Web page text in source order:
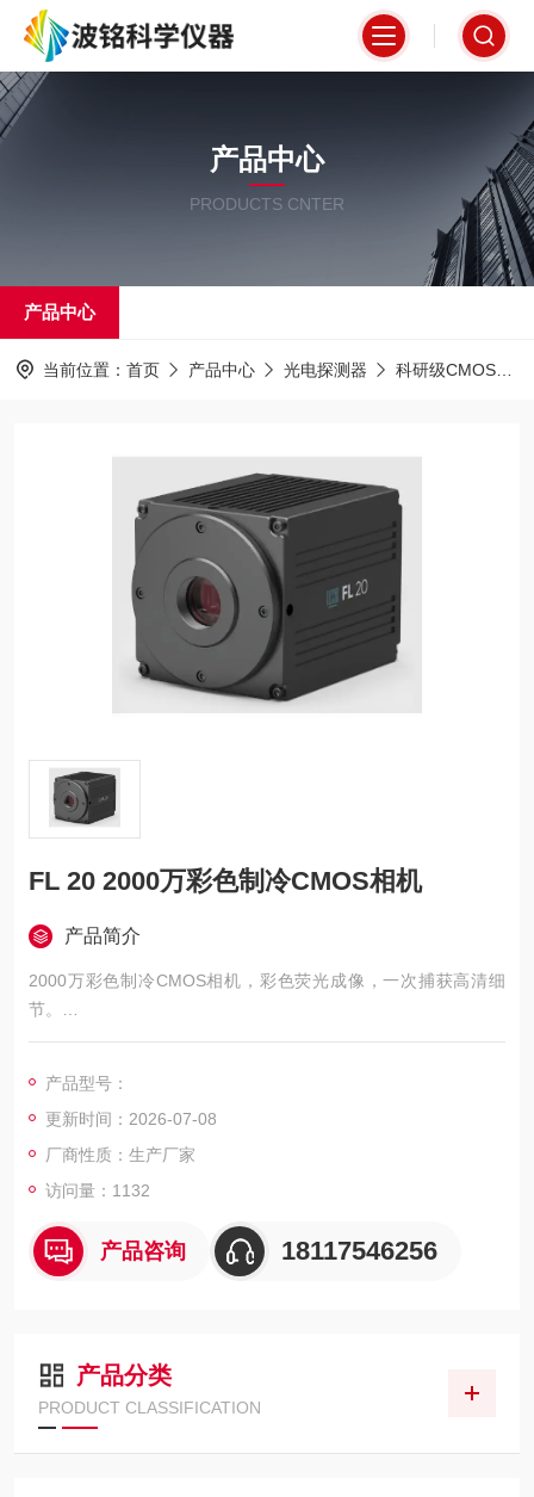
产品中心
PRODUCTS CNTER
产品中心
当前位置： 首页 产品中心 光电探测器 科研级CMOS
FL 20 2000万彩色制冷CMOS相机
产品简介
2000万彩色制冷CMOS相机，彩色荧光成像，一次捕获高清细
节。
15.86 mm (1″)
2.4 μm x 2.4 μm
14 fps @ 20MP
USB 3.0
产品型号：
更新时间：2026-07-08
厂商性质：生产厂家
访问量：1132
产品咨询 18117546256
产品分类
PRODUCT CLASSIFICATION